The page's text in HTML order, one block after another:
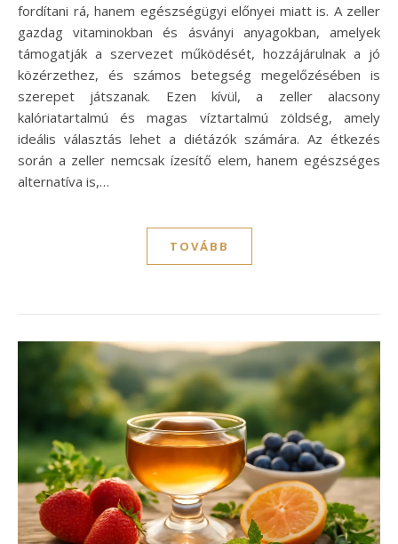
fordítani rá, hanem egészségügyi előnyei miatt is. A zeller
gazdag vitaminokban és ásványi anyagokban, amelyek
támogatják a szervezet működését, hozzájárulnak a jó
közérzethez, és számos betegség megelőzésében is
szerepet játszanak. Ezen kívül, a zeller alacsony
kalóriatartalmú és magas víztartalmú zöldség, amely
ideális választás lehet a diétázók számára. Az étkezés
során a zeller nemcsak ízesítő elem, hanem egészséges
alternatíva is,…
TOVÁBB